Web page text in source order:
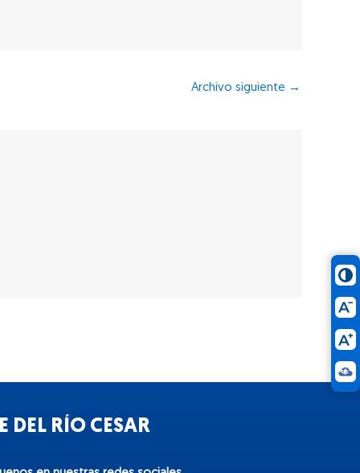
Archivo siguiente →
DEL RÍO CESAR